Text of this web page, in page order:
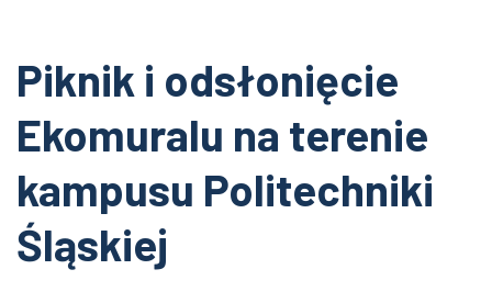
Piknik i odsłonięcie
Ekomuralu na terenie
kampusu Politechniki
Śląskiej